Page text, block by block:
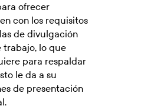
ofrecer
con los requisitos
de divulgación
trabajo, lo que
para respaldar
le da a su
de presentación